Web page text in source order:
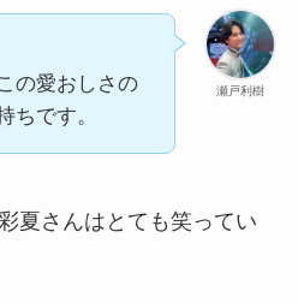
瀬戸利樹
の愛おしさの
ちです。
夏さんはとても笑ってい